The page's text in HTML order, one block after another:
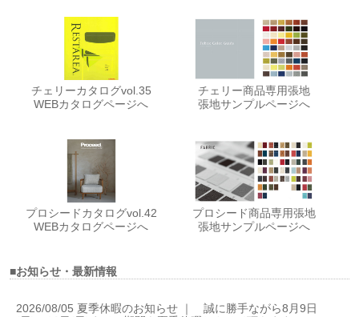
チェリーカタログvol.35
WEBカタログページへ
チェリー商品専用張地
張地サンプルページへ
プロシードカタログvol.42
WEBカタログページへ
プロシード商品専用張地
張地サンプルページへ
■お知らせ・最新情報